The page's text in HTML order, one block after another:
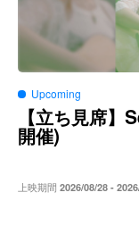
Upcoming
【立ち見席】
開催)
上映期間 2026/08/28 -